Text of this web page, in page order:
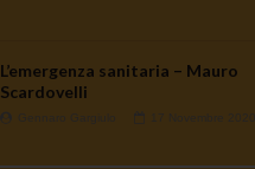
L’emergenza sanitaria – Mauro
Scardovelli